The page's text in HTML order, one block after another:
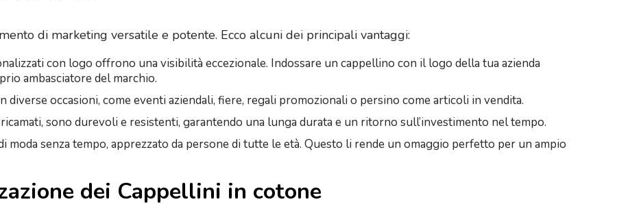
di marketing versatile e potente. Ecco alcuni dei principali vantaggi:
con logo offrono una visibilità eccezionale. Indossare un cappellino con il logo della tua azienda
ambasciatore del marchio.
diverse occasioni, come eventi aziendali, fiere, regali promozionali o persino come articoli in vendita.
sono durevoli e resistenti, garantendo una lunga durata e un ritorno sull’investimento nel tempo.
moda senza tempo, apprezzato da persone di tutte le età. Questo li rende un omaggio perfetto per un ampio
dei Cappellini in cotone